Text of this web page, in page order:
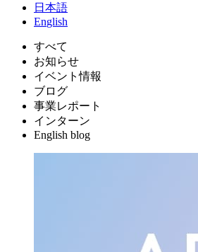
日 本語
English
すべて
お知らせ
イベント情報
ブログ
事業レポート
インターン
English blog